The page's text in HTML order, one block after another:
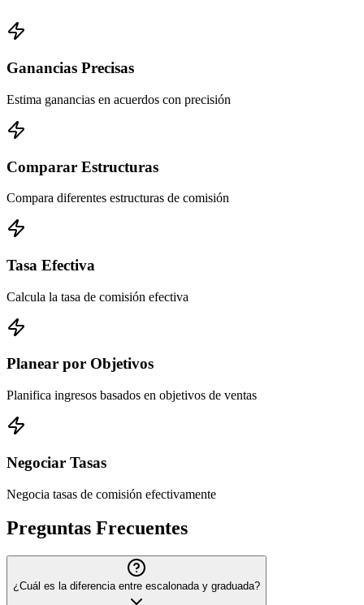
Ganancias Precisas
Estima ganancias en acuerdos con precisión
Comparar Estructuras
Compara diferentes estructuras de comisión
Tasa Efectiva
Calcula la tasa de comisión efectiva
Planear por Objetivos
Planifica ingresos basados en objetivos de ventas
Negociar Tasas
Negocia tasas de comisión efectivamente
Preguntas Frecuentes
¿Cuál es la diferencia entre escalonada y graduada?